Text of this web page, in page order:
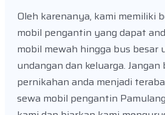
Oleh karenanya, kami memiliki
mobil pengantin yang dapat
mobil mewah hingga bus
undangan dan keluarga.
pernikahan anda menjadi
sewa mobil pengantin